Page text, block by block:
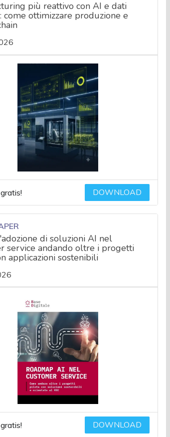
più reattivo con AI e dati
come ottimizzare produzione e
DOWNLOAD
di soluzioni AI nel
service andando oltre i progetti
applicazioni sostenibili
DOWNLOAD